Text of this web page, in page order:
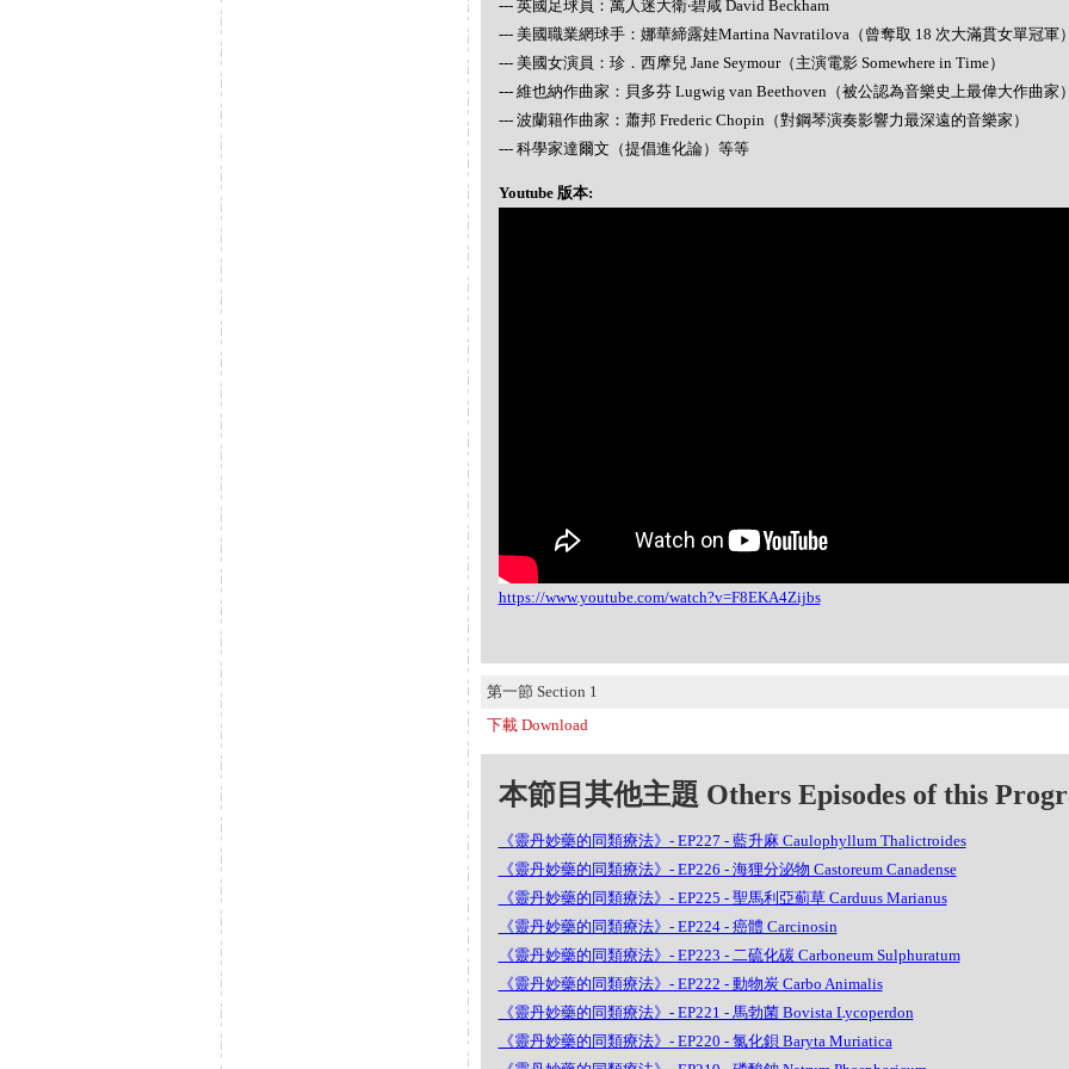
--- 英國足球員：萬人迷大衛‧碧咸 David Beckham
--- 美國職業網球手：娜華締露娃Martina Navratilova（曾奪取 18 次大滿貫女單冠軍
--- 美國女演員：珍．西摩兒 Jane Seymour（主演電影 Somewhere in Time）
--- 維也納作曲家：貝多芬 Lugwig van Beethoven（被公認為音樂史上最偉大作曲家
--- 波蘭籍作曲家：蕭邦 Frederic Chopin（對鋼琴演奏影響力最深遠的音樂家）
--- 科學家達爾文（提倡進化論）等等
Youtube 版本:
https://www.youtube.com/watch?v=F8EKA4Zijbs
第一節 Section 1
下載 Download
本節目其他主題 Others Episodes of this
《靈丹妙藥的同類療法》- EP227 - 藍升麻 Caulophyllum Thalictroides
《靈丹妙藥的同類療法》- EP226 - 海狸分泌物 Castoreum Canadense
《靈丹妙藥的同類療法》- EP225 - 聖馬利亞薊草 Carduus Marianus
《靈丹妙藥的同類療法》- EP224 - 癌體 Carcinosin
《靈丹妙藥的同類療法》- EP223 - 二硫化碳 Carboneum Sulphuratum
《靈丹妙藥的同類療法》- EP222 - 動物炭 Carbo Animalis
《靈丹妙藥的同類療法》- EP221 - 馬勃菌 Bovista Lycoperdon
《靈丹妙藥的同類療法》- EP220 - 氯化鋇 Baryta Muriatica